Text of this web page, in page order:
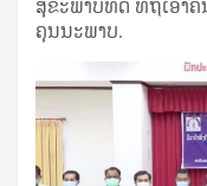
ສຸຂະພາບທີ່ດີ ທີ່ຖືເອົາຄົ
ຄຸນນະພາບ.